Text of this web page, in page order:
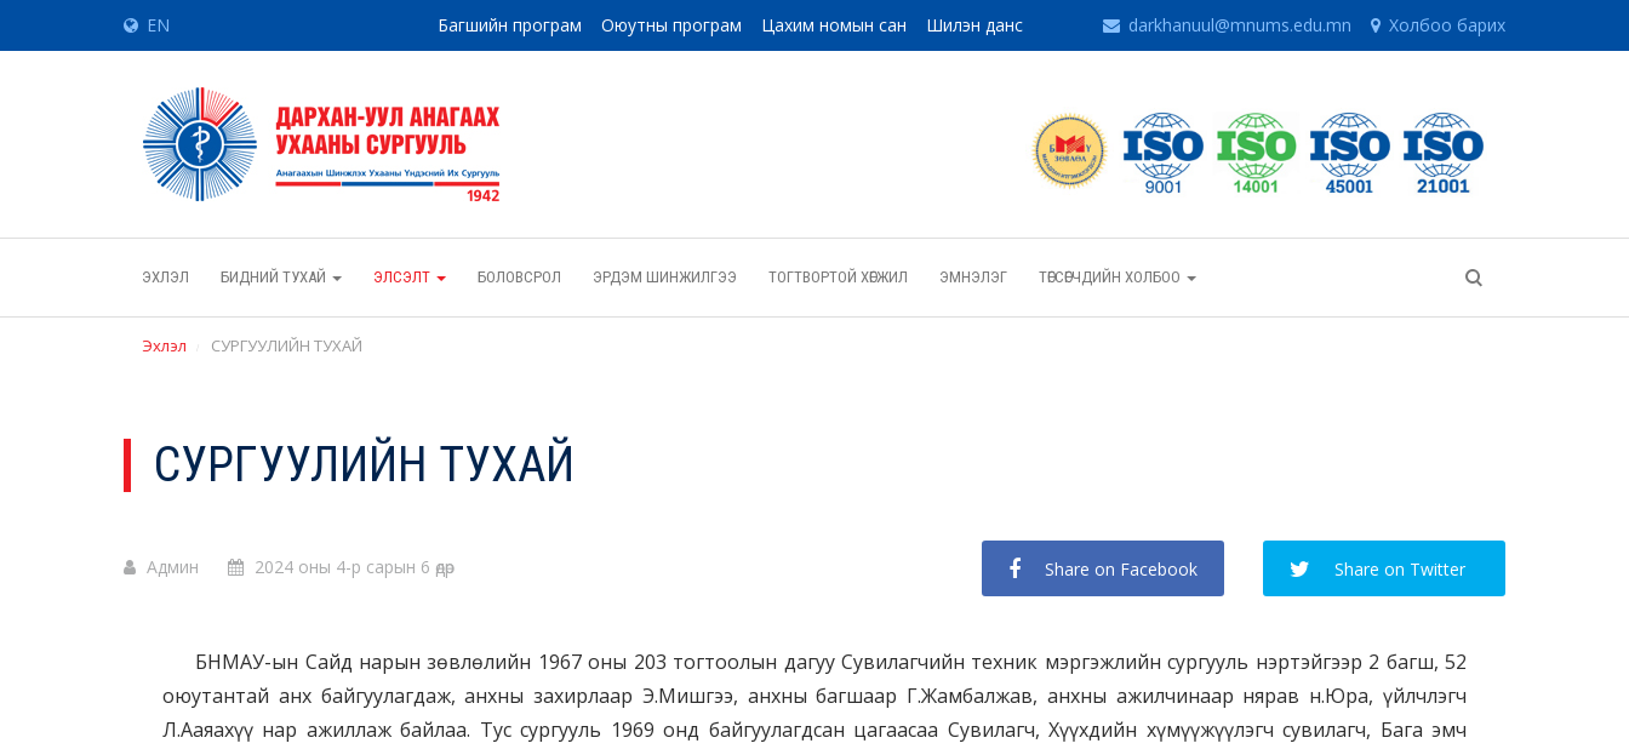
EN Багшийн програм Оюутны програм Цахим номын сан Шилэн данс darkhanuul@mnums.edu.mn Холбоо барих
ЭХЛЭЛ БИДНИЙ ТУХАЙ ЭЛСЭЛТ БОЛОВСРОЛ ЭРДЭМ ШИНЖИЛГЭЭ ТОГТВОРТОЙ ХӨГЖИЛ ЭМНЭЛЭГ ТӨГСӨГЧДИЙН ХОЛБОО
Эхлэл СУРГУУЛИЙН ТУХАЙ
СУРГУУЛИЙН ТУХАЙ
Админ 2024 оны 4-р сарын 6 өдөр Share on Facebook Share on Twitter
БНМАУ-ын Сайд нарын зөвлөлийн 1967 оны 203 тогтоолын дагуу Сувилагчийн техник мэргэжлийн сургууль нэртэйгээр 2 багш, 52
оюутантай анх байгуулагдаж, анхны захирлаар Э.Мишгээ, анхны багшаар Г.Жамбалжав, анхны ажилчинаар нярав н.Юра, үйлчлэгч
Л.Ааяахүү нар ажиллаж байлаа. Тус сургууль 1969 онд байгуулагдсан цагаасаа Сувилагч, Хүүхдийн хүмүүжүүлэгч сувилагч, Бага эмч